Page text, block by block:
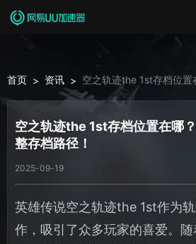
首页 > 资讯 > 空之轨迹the 1st存档位置
存档路径！
空之轨迹the 1st存档位置在哪
整存档路径！
2025-09-19
英雄传说空之轨迹the 1st作为
作，吸引了众多玩家的喜爱。